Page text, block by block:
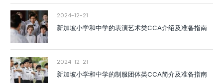
2024-12-21
新加坡小学和中学的表演艺术类CCA介绍及准备指南
2024-12-21
新加坡小学和中学的制服团体类CCA简介及准备指南